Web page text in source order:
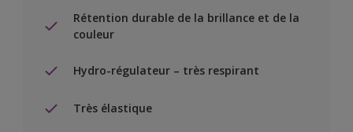
Rétention durable de la brillance et de la
couleur
Hydro-régulateur – très respirant
Très élastique